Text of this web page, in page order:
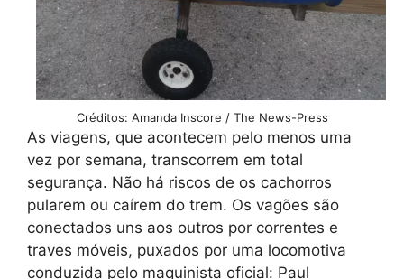
Créditos: Amanda Inscore / The News-Press
As viagens, que acontecem pelo menos uma
vez por semana, transcorrem em total
segurança. Não há riscos de os cachorros
pularem ou caírem do trem. Os vagões são
conectados uns aos outros por correntes e
traves móveis, puxados por uma locomotiva
conduzida pelo maquinista oficial: Paul